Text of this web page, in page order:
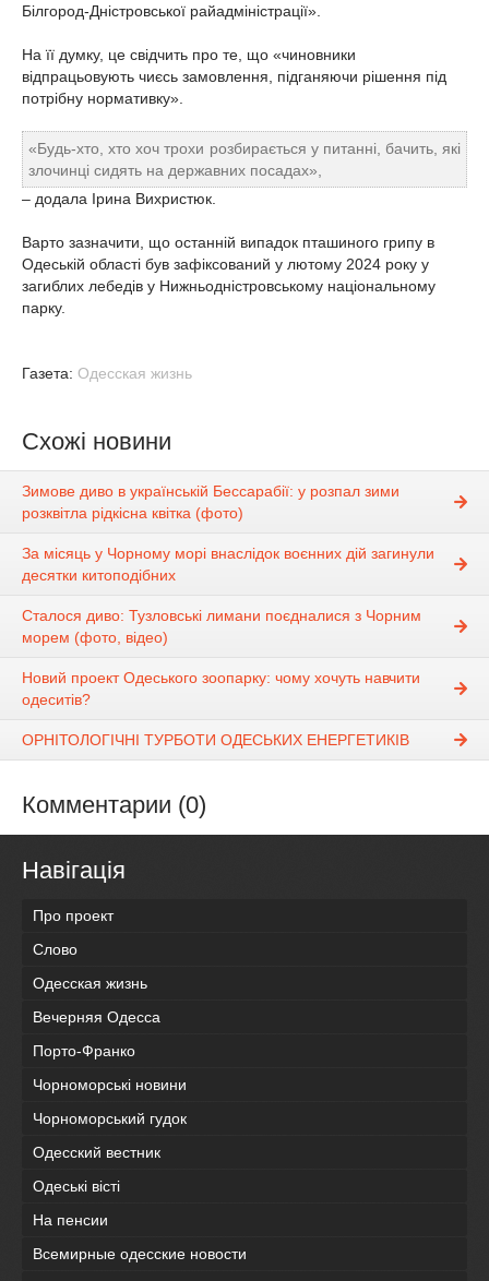
Білгород-Дністровської райадміністрації».
На її думку, це свідчить про те, що «чиновники
відпрацьовують чиєсь замовлення, підганяючи рішення під
потрібну нормативку».
«Будь-хто, хто хоч трохи розбирається у питанні, бачить, які
злочинці сидять на державних посадах»,
– додала Ірина Вихристюк.
Варто зазначити, що останній випадок пташиного грипу в
Одеській області був зафіксований у лютому 2024 року у
загиблих лебедів у Нижньодністровському національному
парку.
Газета: Одесская жизнь
Схожі новини
Зимове диво в українській Бессарабії: у розпал зими
розквітла рідкісна квітка (фото)
За місяць у Чорному морі внаслідок воєнних дій загинули
десятки китоподібних
Сталося диво: Тузловські лимани поєдналися з Чорним
морем (фото, відео)
Новий проект Одеського зоопарку: чому хочуть навчити
одеситів?
ОРНІТОЛОГІЧНІ ТУРБОТИ ОДЕСЬКИХ ЕНЕРГЕТИКІВ
Комментарии (0)
Навігація
Про проект
Слово
Одесская жизнь
Вечерняя Одесса
Порто-Франко
Чорноморські новини
Чорноморський гудок
Одесский вестник
Одеськi вiстi
На пенсии
Всемирные одесские новости